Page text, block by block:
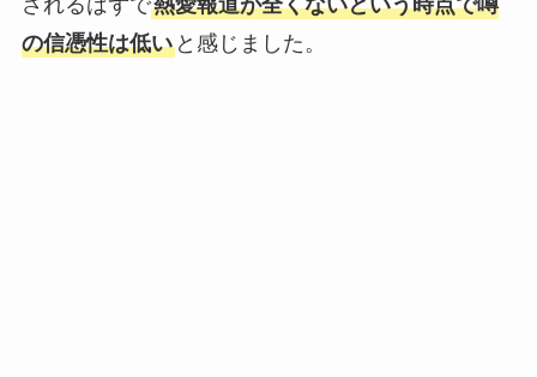
されるはずで熱愛報道が全くないという時点で噂
の信憑性は低いと感じました。